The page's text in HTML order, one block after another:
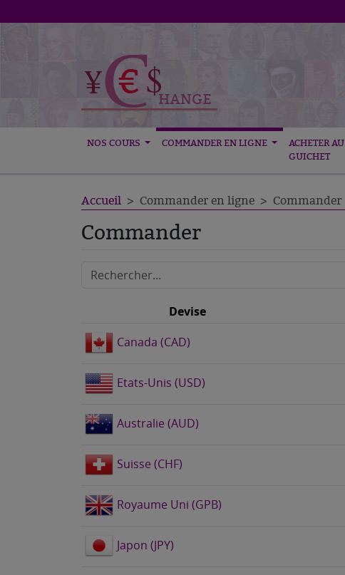
NOS COURS COMMANDER EN LIGNE
ACHETER AU
GUICHET
Accueil Commander en ligne Commander
Commander
Devise
Canada (CAD)
Etats-Unis (USD)
Australie (AUD)
Suisse (CHF)
Royaume Uni (GPB)
Japon (JPY)